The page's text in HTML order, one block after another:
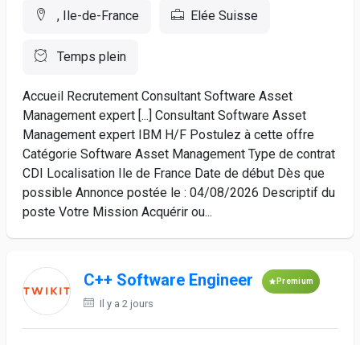
, Ile-de-France Elée Suisse
Temps plein
Accueil Recrutement Consultant Software Asset
Management expert [...] Consultant Software Asset
Management expert IBM H/F Postulez à cette offre
Catégorie Software Asset Management Type de contrat
CDI Localisation Ile de France Date de début Dès que
possible Annonce postée le : 04/08/2026 Descriptif du
poste Votre Mission Acquérir ou...
C++ Software Engineer Premium
Il y a 2 jours